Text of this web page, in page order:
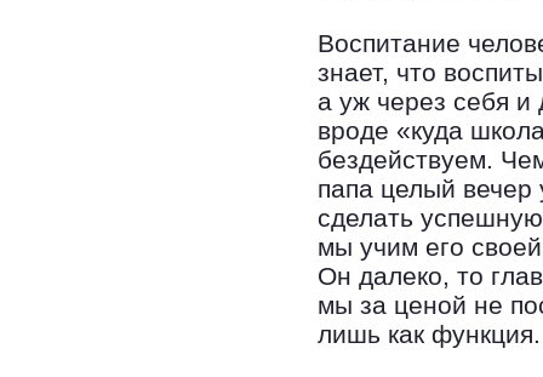
Воспитание
знает, что
а уж через себя и
вроде «куда
бездействуем.
папа целый вечер
сделать
мы учим его
Он далеко, то
мы за ценой не
лишь как функция.